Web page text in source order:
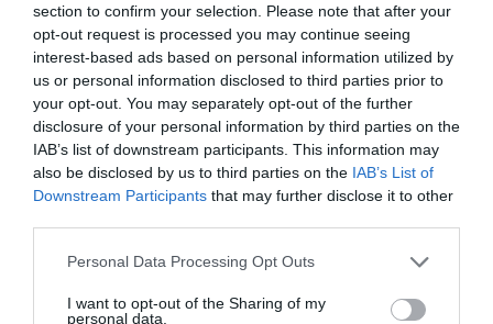
section to confirm your selection. Please note that after your
opt-out request is processed you may continue seeing
interest-based ads based on personal information utilized by
us or personal information disclosed to third parties prior to
your opt-out. You may separately opt-out of the further
disclosure of your personal information by third parties on the
IAB’s list of downstream participants. This information may
also be disclosed by us to third parties on the IAB’s List of
Downstream Participants that may further disclose it to other
Please note that this website/app uses one or more Google
not limited to your visit or usage behaviour. You may click to
Personal Data Processing Opt Outs
I want to opt-out of the Sharing of my
personal data.
Összegezve tehát: 2025-ben egy hatékony mobilklíma
nagyságrendileg 100 és 300 ezer forint közötti ársávban mozog,
és csak a vásárlók igényei, illetve a hűtőteljesítmény határozza
meg, hogy az olcsóbb vagy inkább a drágább termékekre van
szükségünk.
termékteszt fogyasztóvédelem klíma árak
választék